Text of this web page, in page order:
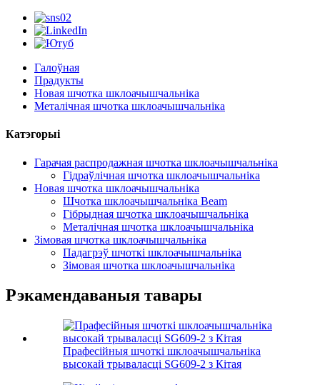
Галоўная
Прадукты
Новая шчотка шклоачышчальніка
Металічная шчотка шклоачышчальніка
Катэгорыі
Гарачая распродажная шчотка шклоачышчальніка
Гідраўлічная шчотка шклоачышчальніка
Новая шчотка шклоачышчальніка
Шчотка шклоачышчальніка Beam
Гібрыдная шчотка шклоачышчальніка
Металічная шчотка шклоачышчальніка
Зімовая шчотка шклоачышчальніка
Падагрэў шчоткі шклоачышчальніка
Зімовая шчотка шклоачышчальніка
Рэкамендаваныя тавары
Прафесійныя шчоткі шклоачышчальніка
высокай трываласці SG609-2 з Кітая